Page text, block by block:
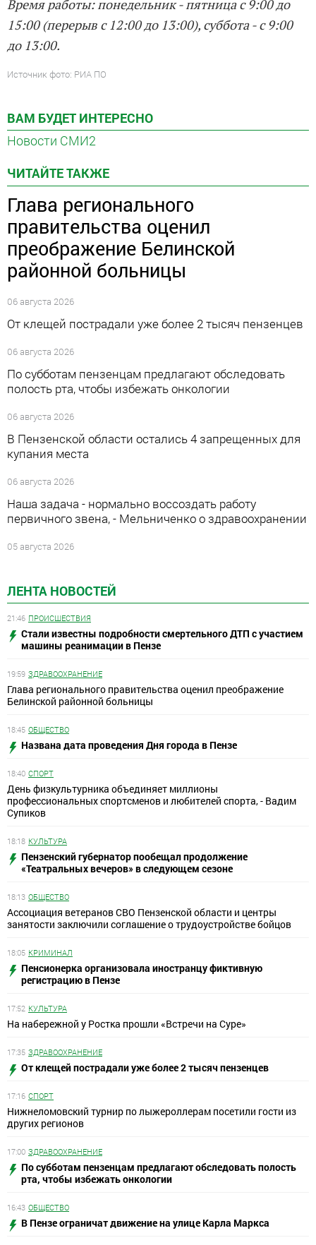
ЛЕНТА НОВОСТЕЙ
21:46 ПРОИСШЕСТВИЯ
Стали известны подробности смертельного ДТП с участием
машины реанимации в Пензе
19:59 ЗДРАВООХРАНЕНИЕ
Глава регионального правительства оценил преображение
Белинской районной больницы
18:45 ОБЩЕСТВО
Названа дата проведения Дня города в Пензе
18:40 СПОРТ
День физкультурника объединяет миллионы
профессиональных спортсменов и любителей спорта, - Вадим
Супиков
18:18 КУЛЬТУРА
Пензенский губернатор пообещал продолжение
«Театральных вечеров» в следующем сезоне
18:13 ОБЩЕСТВО
Ассоциация ветеранов СВО Пензенской области и центры
занятости заключили соглашение о трудоустройстве бойцов
18:05 КРИМИНАЛ
Пенсионерка организовала иностранцу фиктивную
регистрацию в Пензе
17:52 КУЛЬТУРА
На набережной у Ростка прошли «Встречи на Суре»
17:35 ЗДРАВООХРАНЕНИЕ
От клещей пострадали уже более 2 тысяч пензенцев
17:16 СПОРТ
Нижнеломовский турнир по лыжероллерам посетили гости из
других регионов
17:00 ЗДРАВООХРАНЕНИЕ
По субботам пензенцам предлагают обследовать полость
рта, чтобы избежать онкологии
16:43 ОБЩЕСТВО
В Пензе ограничат движение на улице Карла Маркса
Время работы: понедельник - пятница с 9:00 до
15:00 (перерыв с 12:00 до 13:00), суббота - с 9:00
до 13:00.
Источник фото: РИА ПО
ВАМ БУДЕТ ИНТЕРЕСНО
Новости СМИ2
ЧИТАЙТЕ ТАКЖЕ
Глава регионального
правительства оценил
преображение Белинской
районной больницы
06 августа 2026
От клещей пострадали уже более 2 тысяч пензенцев
06 августа 2026
По субботам пензенцам предлагают обследовать
полость рта, чтобы избежать онкологии
06 августа 2026
В Пензенской области остались 4 запрещенных для
купания места
06 августа 2026
Наша задача - нормально воссоздать работу
первичного звена, - Мельниченко о здравоохранении
05 августа 2026